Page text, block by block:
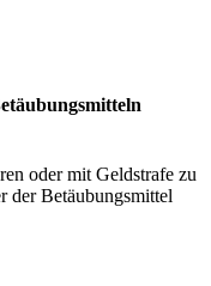
oder mit Geldstrafe zu
der Betäubungsmittel